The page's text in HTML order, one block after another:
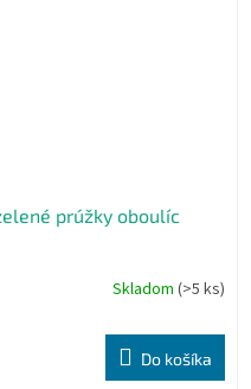
prúžky oboulíc
Skladom(>5 ks)
Do košíka